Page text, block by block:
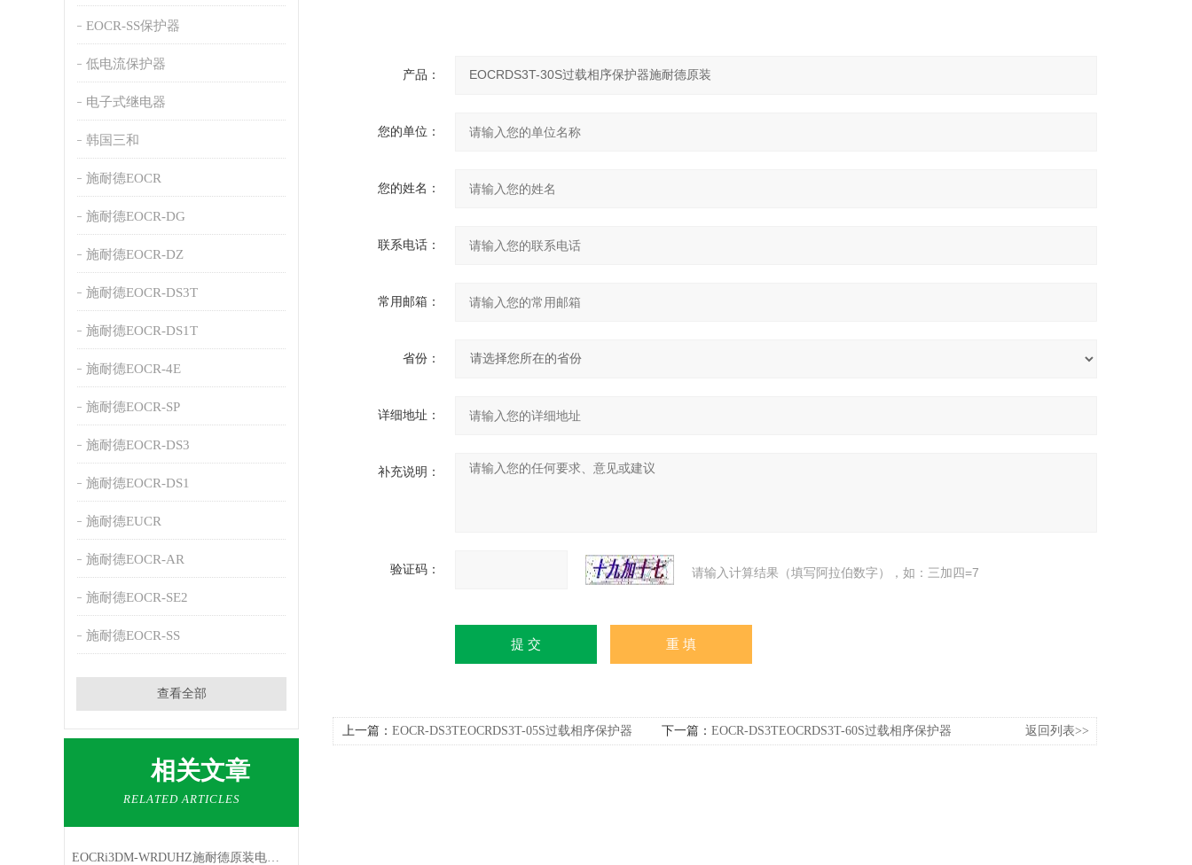
EOCR-SS保护器
低电流保护器
电子式继电器
韩国三和
施耐德EOCR
施耐德EOCR-DG
施耐德EOCR-DZ
施耐德EOCR-DS3T
施耐德EOCR-DS1T
施耐德EOCR-4E
施耐德EOCR-SP
施耐德EOCR-DS3
施耐德EOCR-DS1
施耐德EUCR
施耐德EOCR-AR
施耐德EOCR-SE2
施耐德EOCR-SS
查看全部
相关文章
RELATED ARTICLES
EOCRi3DM-WRDUHZ施耐德原装电动机保护器特点
产品：
您的单位：
您的姓名：
联系电话：
常用邮箱：
省份：
详细地址：
补充说明：
验证码： 请输入计算结果（填写阿拉伯数字），如：三加四=7
上一篇： EOCR-DS3TEOCRDS3T-05S过载相序保护器
下一篇： EOCR-DS3TEOCRDS3T-60S过载相序保护器
返回列表>>